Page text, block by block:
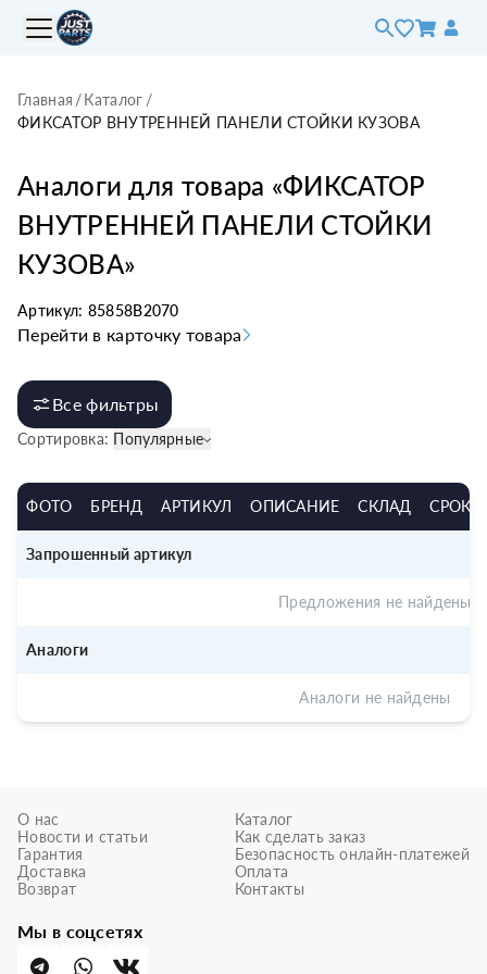
Главная /Каталог /
ФИКСАТОР ВНУТРЕННЕЙ ПАНЕЛИ СТОЙКИ КУЗОВА
Аналоги для товара «ФИКСАТОР
ВНУТРЕННЕЙ ПАНЕЛИ СТОЙКИ
КУЗОВА»
Артикул: 85858B2070
Перейти в карточку товара
Все фильтры
Сортировка: Популярные
ФОТО БРЕНД АРТИКУЛ ОПИСАНИЕ СКЛАД СРОК
Запрошенный артикул
Предложения не найдены
Аналоги
Аналоги не найдены
О нас
Новости и статьи
Гарантия
Доставка
Возврат
Каталог
Как сделать заказ
Безопасность онлайн-платежей
Оплата
Контакты
Мы в соцсетях